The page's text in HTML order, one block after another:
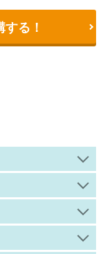
る！